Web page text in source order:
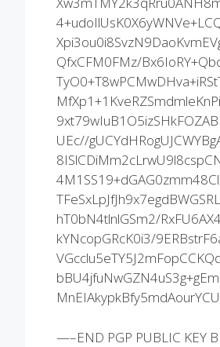
QfxCFM0FMz/
UEc//
hT0bN4tlnlGSm2/
kYNcopGRcK0i3/
—–END PGP PUBLIC KEY